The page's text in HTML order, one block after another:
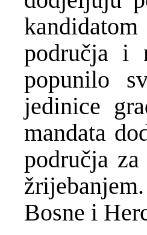
područja i
popunilo
jedinice
mandata
područja
Bosne i